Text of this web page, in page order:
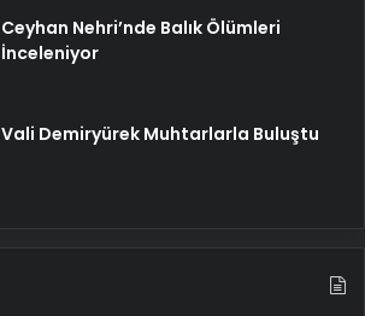
Ceyhan Nehri’nde Balık Ölümleri
İnceleniyor
Vali Demiryürek Muhtarlarla Buluştu